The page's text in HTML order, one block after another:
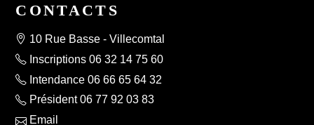
CONTACTS
10 Rue Basse - Villecomtal
Inscriptions 06 32 14 75 60
Intendance 06 66 65 64 32
Président 06 77 92 03 83
Email